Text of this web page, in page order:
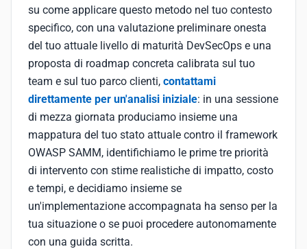
su come applicare questo metodo nel tuo contesto
specifico, con una valutazione preliminare onesta
del tuo attuale livello di maturità DevSecOps e una
proposta di roadmap concreta calibrata sul tuo
team e sul tuo parco clienti, contattami
direttamente per un'analisi iniziale: in una sessione
di mezza giornata produciamo insieme una
mappatura del tuo stato attuale contro il framework
OWASP SAMM, identifichiamo le prime tre priorità
di intervento con stime realistiche di impatto, costo
e tempi, e decidiamo insieme se
un'implementazione accompagnata ha senso per la
tua situazione o se puoi procedere autonomamente
con una guida scritta.